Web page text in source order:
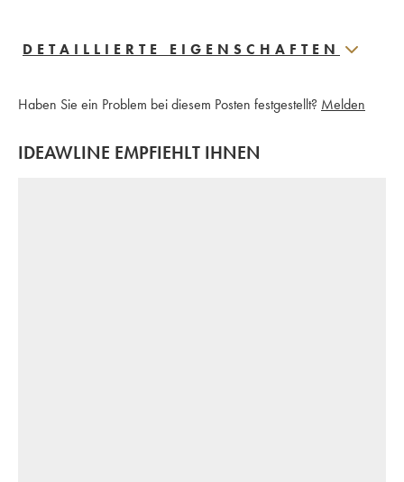
DETAILLIERTE EIGENSCHAFTEN
Haben Sie ein Problem bei diesem Posten festgestellt? Melden
IDEAWLINE EMPFIEHLT IHNEN